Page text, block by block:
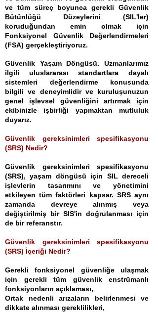
ve tüm süreç boyunca gerekli Güvenlik
Bütünlüğü Düzeylerini (SIL'ler)
koruduğundan emin olmak için
Fonksiyonel Güvenlik Değerlendirmeleri
(FSA) gerçekleştiriyoruz.
Güvenlik Yaşam Döngüsü. Uzmanlarımız
ilgili uluslararası standartlara dayalı
sistemleri değerlendirme konusunda
bilgili ve deneyimlidir ve kuruluşunuzun
genel işlevsel güvenliğini artırmak için
ekibinizle işbirliği yapmaktan mutluluk
duyarız.
Güvenlik gereksinimleri spesifikasyonu
(SRS) Nedir?
Güvenlik gereksinimleri spesifikasyonu
(SRS), yaşam döngüsü için SIL dereceli
işlevlerin tasarımını ve yönetimini
etkileyen tüm faktörleri kapsar. SRS aynı
zamanda devreye alınmış veya
değiştirilmiş bir SIS'in doğrulanması için
de bir referanstır.
Güvenlik gereksinimleri spesifikasyonu
(SRS) İçeriği Nedir?
Gerekli fonksiyonel güvenliğe ulaşmak
için gerekli tüm güvenlik enstrümanlı
fonksiyonların açıklaması,
Ortak nedenli arızaların belirlenmesi ve
dikkate alınması gereklilikleri,